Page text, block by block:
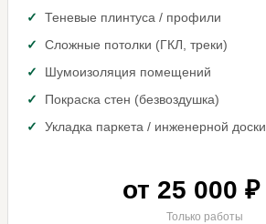
Теневые плинтуса / профили
Сложные потолки (ГКЛ, треки)
Шумоизоляция помещений
Покраска стен (безвоздушка)
Укладка паркета / инженерной доски
от 25 000 ₽
Только работы